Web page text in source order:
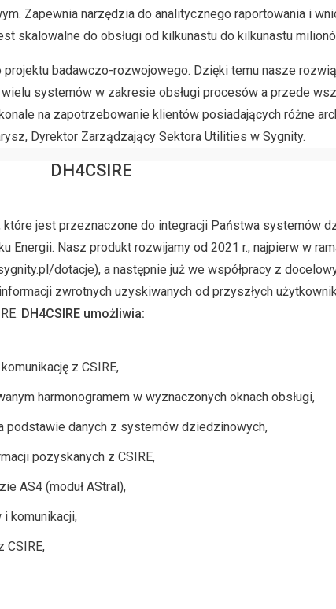
Zapewnia narzędzia do analitycznego raportowania i
skalowalne do obsługi od kilkunastu do kilkunastu
projektu badawczo-rozwojowego. Dzięki temu nasze
systemów w zakresie obsługi procesów a przede
na zapotrzebowanie klientów posiadających różne
Dyrektor Zarządzający Sektora Utilities w Sygnity.
DH4CSIRE
które jest przeznaczone do integracji Państwa systemów
Energii. Nasz produkt rozwijamy od 2021 r., najpierw w
dotacje), a następnie już we współpracy z
zwrotnych uzyskiwanych od przyszłych
DH4CSIRE umożliwia:
z CSIRE,
harmonogramem w wyznaczonych oknach obsługi,
podstawie danych z systemów dziedzinowych,
pozyskanych z CSIRE,
AS4 (moduł AStral),
komunikacji,
CSIRE,